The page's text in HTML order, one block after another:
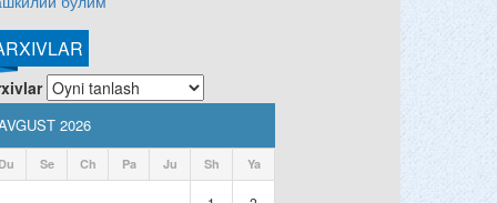
2026
Du Se Ch Pa Ju Sh Ya